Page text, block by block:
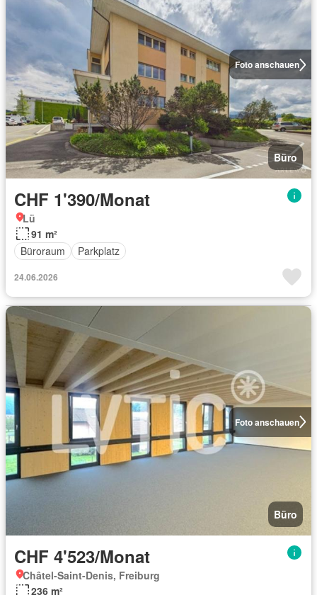
Foto anschauen
Büro
CHF 1'390/Monat
Lü
91 m²
Büroraum
Parkplatz
24.06.2026
Foto anschauen
Büro
CHF 4'523/Monat
Châtel-Saint-Denis, Freiburg
236 m²